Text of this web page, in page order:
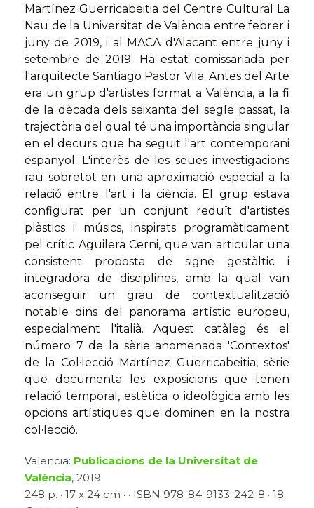
Martínez Guerricabeitia del Centre Cultural La
Nau de la Universitat de València entre febrer i
juny de 2019, i al MACA d'Alacant entre juny i
setembre de 2019. Ha estat comissariada per
l'arquitecte Santiago Pastor Vila. Antes del Arte
era un grup d'artistes format a València, a la fi
de la dècada dels seixanta del segle passat, la
trajectòria del qual té una importància singular
en el decurs que ha seguit l'art contemporani
espanyol. L'interès de les seues investigacions
rau sobretot en una aproximació especial a la
relació entre l'art i la ciència. El grup estava
configurat per un conjunt reduït d'artistes
plàstics i músics, inspirats programàticament
pel crític Aguilera Cerni, que van articular una
consistent proposta de signe gestàltic i
integradora de disciplines, amb la qual van
aconseguir un grau de contextualització
notable dins del panorama artístic europeu,
especialment l'italià. Aquest catàleg és el
número 7 de la sèrie anomenada 'Contextos'
de la Col·lecció Martínez Guerricabeitia, sèrie
que documenta les exposicions que tenen
relació temporal, estètica o ideològica amb les
opcions artístiques que dominen en la nostra
col·lecció.
Valencia: Publicacions de la Universitat de
València, 2019
248 p. · 17 x 24 cm · · ISBN 978-84-9133-242-8 · 18